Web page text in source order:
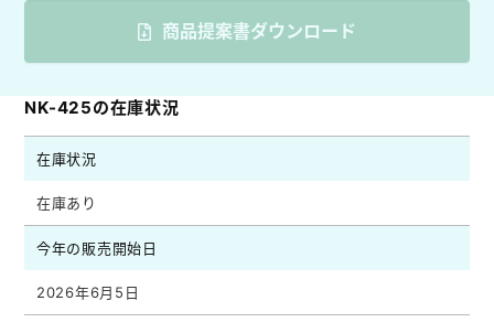
商品提案書ダウンロード
NK-425の在庫状況
在庫状況
在庫あり
今年の販売開始日
2026年6月5日